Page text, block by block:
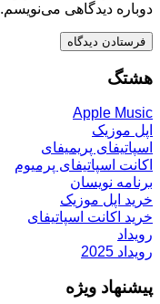
دوباره دیدگاهی می‌نویسم.
هشتگ
Apple Music
اپل موزیک
اسپاتیفای پریمیفای
اکانت اسپاتیفای پرمیوم
برنامه نویسان
خرید اپل موزیک
خرید اکانت اسپاتیفای
رویداد
رویداد 2025
پیشنهاد ویژه